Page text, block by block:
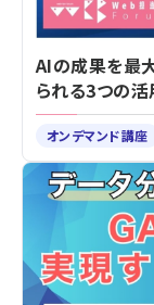
AIの成果を最
られる3つの
オンデマンド講座